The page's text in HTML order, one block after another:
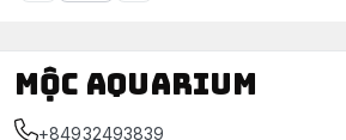
Mộc Aquarium
+84932493839